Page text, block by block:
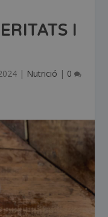
I
| Nutrició | 0